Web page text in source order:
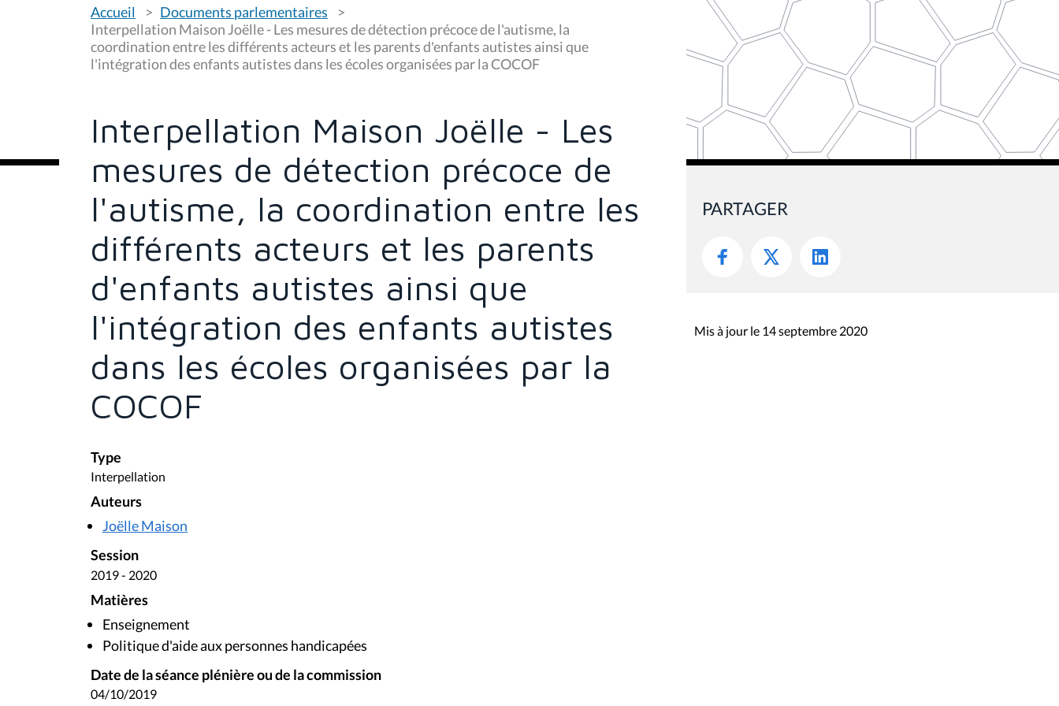
o
u
s
ê
Accueil
Documents parlementaires
Interpellation Maison Joëlle - Les mesures de détection précoce de l'autisme, la
coordination entre les différents acteurs et les parents d'enfants autistes ainsi que
l'intégration des enfants autistes dans les écoles organisées par la COCOF
Interpellation Maison Joëlle - Les
mesures de détection précoce de
l'autisme, la coordination entre les
différents acteurs et les parents
d'enfants autistes ainsi que
l'intégration des enfants autistes
dans les écoles organisées par la
COCOF
Type
Interpellation
Auteurs
Joëlle Maison
Session
2019 - 2020
Matières
Enseignement
Politique d'aide aux personnes handicapées
Date de la séance plénière ou de la commission
04/10/2019
PARTAGER
Mis à jour le 14 septembre 2020